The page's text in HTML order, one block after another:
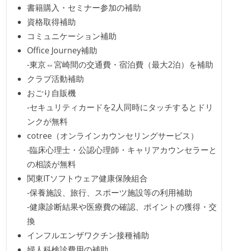
アジャイル実践状況
1ヶ月以下の短い期間でのイテレーション開発を実践
している
デイリーでスタンドアップミーティング、またはそれ
に準じるチーム内の打ち合わせを行っている
イテレーションの最後などに、定期的にチームでふり
かえりミーティングを行っている
タスク見積もりの単位には絶対量（人日など）ではな
く相対ポイントを用い、極力複数人の意見を調整する
形で行っている
継続的なデプロイ（デリバリー）を行っている
ワークフローの整備
全てのコードをバージョン管理ツールで管理している
各メンバーが実装したコードのマージは Pull Request
ベースで行われる
自動（＝システム化され、1コマンドで実行できる）
書籍購入・セミナー参加の補助
資格取得補助
コミュニケーション補助
Office Journey補助
-東京⇔宮崎間の交通費・宿泊費（最大2泊）を補助
クラブ活動補助
おごり自販機
-セキュリティカードを2人同時にタッチするとドリ
ンクが無料
cotree（オンラインカウンセリングサービス）
-臨床心理士・公認心理師・キャリアカウンセラーと
の相談が無料
関東ITソフトウェア健康保険組合
-保養施設、旅行、スポーツ施設等の利用補助
-健康診断結果や医療費の確認、ポイントの獲得・交
換
インフルエンザワクチン接種補助